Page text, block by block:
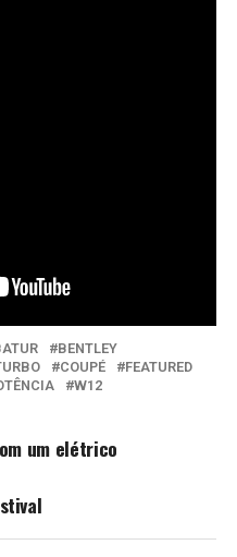
BENTLEY
COUPÉ
FEATURED
W12
um elétrico